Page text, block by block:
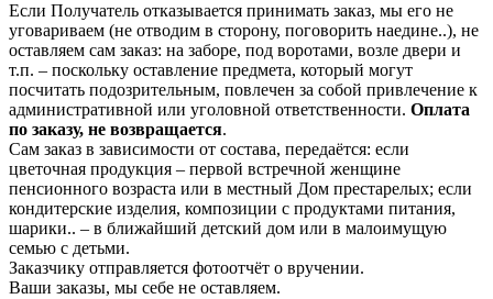
Если Получатель отказывается принимать заказ, мы его не
уговариваем (не отводим в сторону, поговорить наедине..), не
оставляем сам заказ: на заборе, под воротами, возле двери и
т.п. – поскольку оставление предмета, который могут
посчитать подозрительным, повлечен за собой привлечение к
административной или уголовной ответственности. Оплата
по заказу, не возвращается.
Сам заказ в зависимости от состава, передаётся: если
цветочная продукция – первой встречной женщине
пенсионного возраста или в местный Дом престарелых; если
кондитерские изделия, композиции с продуктами питания,
шарики.. – в ближайший детский дом или в малоимущую
семью с детьми.
Заказчику отправляется фотоотчёт о вручении.
Ваши заказы, мы себе не оставляем.